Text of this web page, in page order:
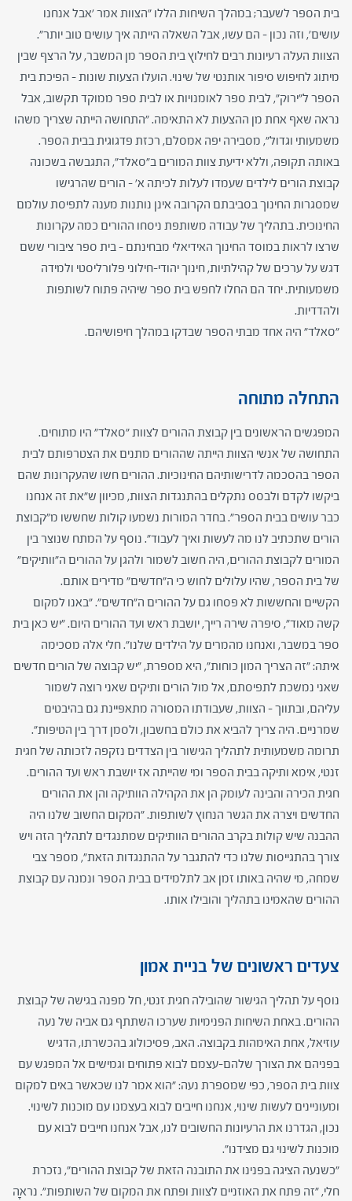
בית הספר לשעבר; במהלך השיחות הללו "הצוות אמר 'אבל אנחנו
עושים', וזה נכון – הם עשו, אבל השאלה הייתה איך עושים טוב יותר".
הצוות העלה רעיונות רבים לחילוץ בית הספר מן המשבר, על הרצף שבין
מיתוג לחיפוש סיפור אותנטי של שינוי. הועלו הצעות שונות – הפיכת בית
הספר ל"ירוק", לבית ספר לאומנויות או לבית ספר ממוקד תקשוב, אבל
נראה שאף אחת מן ההצעות לא התאימה. "התחושה הייתה שצריך משהו
משמעותי וגדול", מסבירה יפה אמסלם, רכזת פדגוגית בבית הספר.
באותה תקופה, וללא ידיעת צוות המורים ב"סאלד", התגבשה בשכונה
קבוצת הורים לילדים שעמדו לעלות לכיתה א' – הורים שהרגישו
שמסגרות החינוך בסביבתם הקרובה אינן נותנות מענה לתפיסת עולמם
החינוכית. בתהליך של עבודה משותפת ניסחו ההורים כמה עקרונות
שרצו לראות במוסד החינוך האידיאלי מבחינתם – בית ספר ציבורי ששם
דגש על ערכים של קהילתיות, חינוך יהודי-חילוני פלורליסטי ולמידה
משמעותית. יחד הם החלו לחפש בית ספר שיהיה פתוח לשותפות
ולהדדיות.
"סאלד" היה אחד מבתי הספר שבדקו במהלך חיפושיהם.
התחלה מתוחה
המפגשים הראשונים בין קבוצת ההורים לצוות "סאלד" היו מתוחים.
התחושה של אנשי הצוות הייתה שההורים מתנים את הצטרפותם לבית
הספר בהסכמה לדרישותיהם החינוכיות. ההורים חשו שהעקרונות שהם
ביקשו לקדם ולבסס נתקלים בהתנגדות הצוות, מכיוון ש"את זה אנחנו
כבר עושים בבית הספר". בחדר המורות נשמעו קולות שחששו מ"קבוצת
הורים שתכתיב לנו מה לעשות ואיך לעבוד". נוסף על המתח שנוצר בין
המורים לקבוצת ההורים, היה חשוב לשמור ולהגן על ההורים ה"וותיקים"
של בית הספר, שהיו עלולים לחוש כי ה"חדשים" מדירים אותם.
הקשיים והחששות לא פסחו גם על ההורים ה"חדשים". "באנו למקום
קשה מאוד", סיפרה שירה רייך, יושבת ראש ועד ההורים היום. "יש כאן בית
ספר במשבר, ואנחנו מהמרים על הילדים שלנו". חלי אלה מסכימה
איתה: "זה הצריך המון כוחות", היא מספרת, "יש קבוצה של הורים חדשים
שאני נמשכת לתפיסתם, אל מול הורים ותיקים שאני רוצה לשמור
עליהם, ובתווך – הצוות, שעבודתו המסורה מתאפיינת גם בהיבטים
שמרניים. היה צריך להביא את כולם בחשבון, ולסמן דרך בין הטיפות".
תרומה משמעותית לתהליך הגישור בין הצדדים נזקפה לזכותה של חגית
זנטי, אימא ותיקה בבית הספר ומי שהייתה אז יושבת ראש ועד ההורים.
חגית הכירה והבינה לעומק הן את הקהילה הוותיקה והן את ההורים
החדשים ויצרה את הגשר הנחוץ לשותפות. "המקום החשוב שלנו היה
ההבנה שיש קולות בקרב ההורים הוותיקים שמתנגדים לתהליך הזה ויש
צורך בהתגייסות שלנו כדי להתגבר על ההתנגדות הזאת", מספר צבי
שמחה, מי שהיה באותו זמן אב לתלמידים בבית הספר ונמנה עם קבוצת
ההורים שהאמינו בתהליך והובילו אותו.
צעדים ראשונים של בניית אמון
נוסף על תהליך הגישור שהובילה חגית זנטי, חל מפנה בגישה של קבוצת
ההורים. באחת השיחות הפנימיות שערכו השתתף גם אביה של נעה
עוזיאל, אחת האימהות בקבוצה. האב, פסיכולוג בהכשרתו, הדגיש
בפניהם את הצורך שלהם-עצמם לבוא פתוחים וגמישים אל המפגש עם
צוות בית הספר, כפי שמספרת נעה: "הוא אמר לנו שכאשר באים למקום
ומעוניינים לעשות שינוי, אנחנו חייבים לבוא בעצמנו עם מוכנות לשינוי.
נכון, הגדרנו את הרעיונות החשובים לנו, אבל אנחנו חייבים לבוא עם
מוכנות לשינוי גם מצידנו".
"כשנעה הציגה בפנינו את התובנה הזאת של קבוצת ההורים", נזכרת
חלי, "זה פתח את האוזניים לצוות ופתח את המקום של השותפות". נראָה